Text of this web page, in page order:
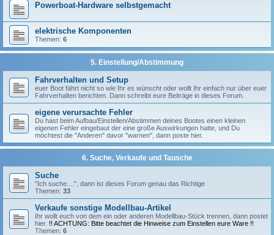
Powerboat-Hardware selbstgemacht
elektrische Komponenten
Themen: 6
5. Einstellung/Abstimmung
Fahrverhalten und Setup
euer Boot fährt nicht so wie Ihr es wünscht oder wollt Ihr einfach nur über euer
Fahrverhalten berichten. Dann schreibt eure Beiträge in dieses Forum.
eigene verursachte Fehler
Du hast beim Aufbau/Einstellen/Abstimmen deines Bootes einen kleinen
eigenen Fehler eingebaut der eine große Auswirkungen hatte, und Du
möchtest die "Anderen" davor "warnen", dann poste hier.
6. Suche, Verkaufe und Tausche
Suche
"Ich suche....", dann ist dieses Forum genau das Richtige
Themen: 33
Verkaufe sonstige Modellbau-Artikel
Ihr wollt euch von dem ein oder anderen Modellbau-Stück trennen, dann postet
hier. !! ACHTUNG: Bitte beachtet die Hinweise zum Einstellen eure Ware !!
Themen: 6